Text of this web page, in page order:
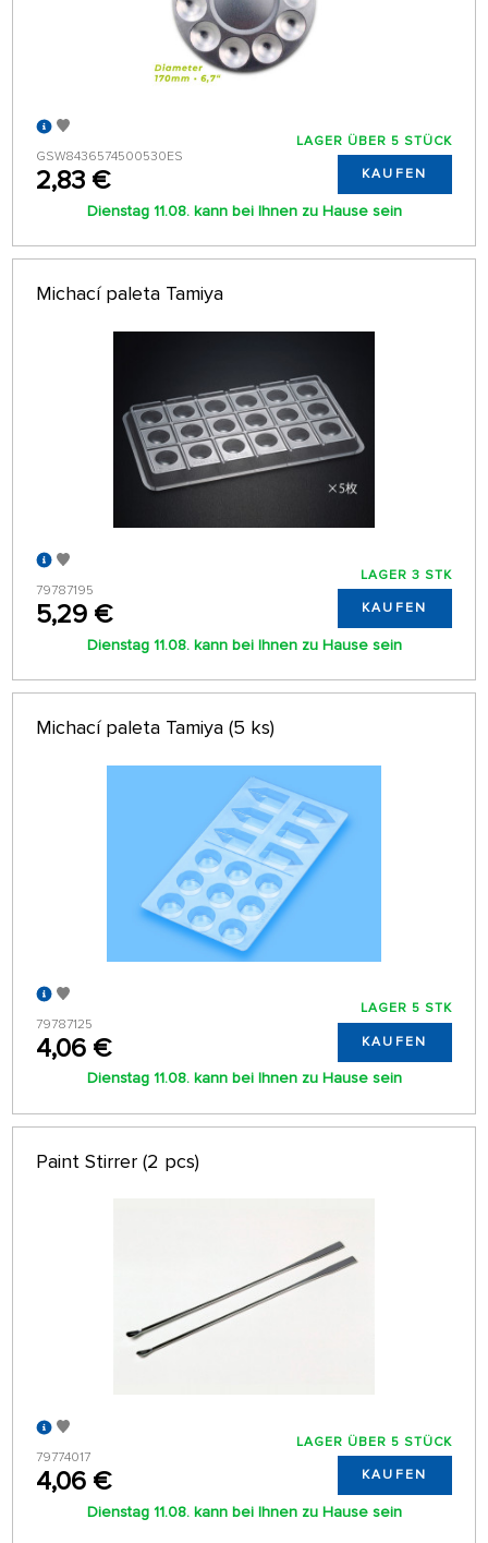
GSW8436574500530ES
2,83 €
LAGER ÜBER 5 STÜCK
KAUFEN
Dienstag 11.08. kann bei Ihnen zu Hause sein
Michací paleta Tamiya
79787195
5,29 €
LAGER 3 STK
KAUFEN
Dienstag 11.08. kann bei Ihnen zu Hause sein
Michací paleta Tamiya (5 ks)
79787125
4,06 €
LAGER 5 STK
KAUFEN
Dienstag 11.08. kann bei Ihnen zu Hause sein
Paint Stirrer (2 pcs)
79774017
4,06 €
LAGER ÜBER 5 STÜCK
KAUFEN
Dienstag 11.08. kann bei Ihnen zu Hause sein